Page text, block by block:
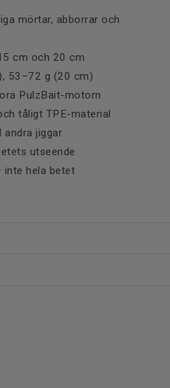
mörtar, abborrar och
cm och 20 cm
53–72 g (20 cm)
PulzBait-motorn
tåligt TPE-material
andra jiggar
utseende
inte hela betet